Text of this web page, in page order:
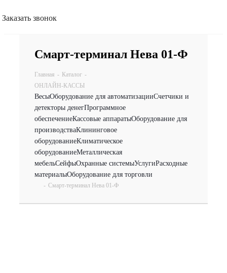
Заказать звонок
Смарт-терминал Нева 01-Ф
Главная - Каталог -
ОНЛАЙН-КАССЫ
ВесыОборудование для автоматизацииСчетчики и
детекторы денегПрограммное
обеспечениеКассовые аппаратыОборудование для
производстваКлининговое
оборудованиеКлиматическое
оборудованиеМеталлическая
мебельСейфыОхранные системыУслугиРасходные
материалыОборудование для торговли
- Смарт-терминал Нева 01-Ф